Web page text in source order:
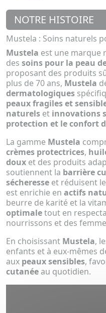
NOTRE HISTOIRE
Mustela : Soins naturels
Mustela est une marque
des soins pour la peau
proposant des produits
plus de 70 ans, Mustela
dermatologiques
peaux fragiles et
naturels et innovations
protection et le confort
La gamme Mustela
crèmes protectrices,
doux et des produits
soutiennent la barrière
sécheresse et réduisent
est enrichie en actifs
beurre de karité et la
optimaletout en
nourrissons et des
En choisissant Mustela,
enfants et à eux-mêmes
aux peaux sensibles,
cutanéeau quotidien.